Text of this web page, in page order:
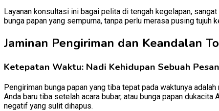
Layanan konsultasi ini bagai pelita di tengah kegelapan,
bunga papan yang sempurna, tanpa perlu merasa pusing tujuh
Jaminan Pengiriman dan Keandalan
Ketepatan Waktu: Nadi Kehidupan Sebuah Pesan
Pengiriman bunga papan yang tiba tepat pada waktunya
Anda baru tiba setelah acara bubar, atau bunga papan
negatif yang sulit dihapus.